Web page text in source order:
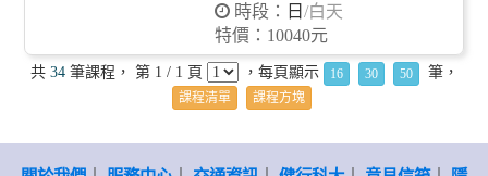
時段：
日 /白天
特價：10040元
共 34筆課程， 第 1 / 1 頁 ，每頁顯示 16 30 50 筆，
課程清單 課程方塊